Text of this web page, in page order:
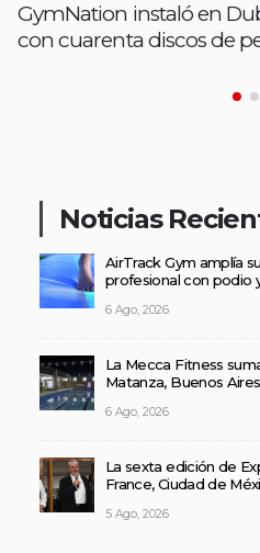
GymNation instaló en
con cuarenta discos de
Noticias
AirTrack Gym amplía
profesional con podio
6 Ago, 2026
La Mecca Fitness
Matanza, Buenos Aires
6 Ago, 2026
La sexta edición de
France, Ciudad de
5 Ago, 2026